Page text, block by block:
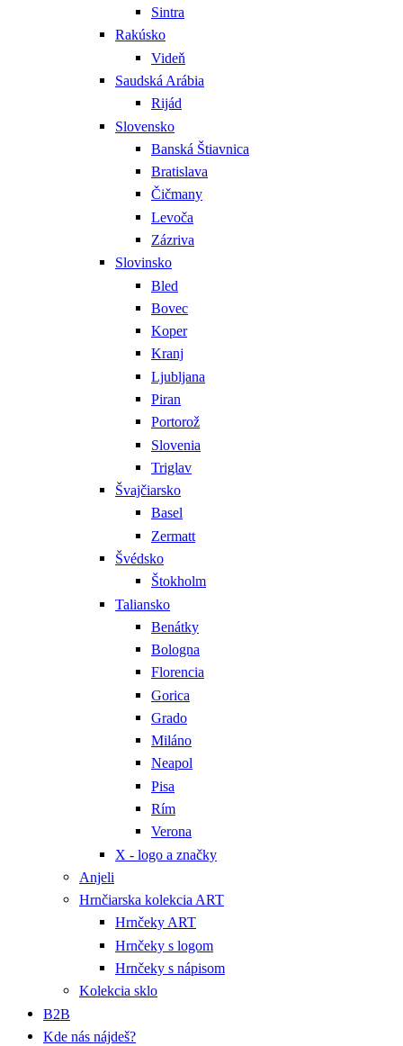
Sintra
Rakúsko
Videň
Saudská Arábia
Rijád
Slovensko
Banská Štiavnica
Bratislava
Čičmany
Levoča
Zázriva
Slovinsko
Bled
Bovec
Koper
Kranj
Ljubljana
Piran
Portorož
Slovenia
Triglav
Švajčiarsko
Basel
Zermatt
Švédsko
Štokholm
Taliansko
Benátky
Bologna
Florencia
Gorica
Grado
Miláno
Neapol
Pisa
Rím
Verona
X - logo a značky
Anjeli
Hrnčiarska kolekcia ART
Hrnčeky ART
Hrnčeky s logom
Hrnčeky s nápisom
Kolekcia sklo
B2B
Kde nás nájdeš?